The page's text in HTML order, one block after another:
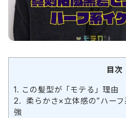
目次
1. この髪型が「モテる」理由
2. 柔らかさ×立体感の”ハー
強